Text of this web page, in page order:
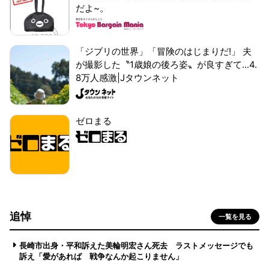
だよ~。
「ジブリの世界」「冒険のはじまりだ!」 夫
が撮影した〝1歳娘の後ろ姿〟が良すぎて...4.
8万人感激|Jタウンネット
ゼロまる
追悼 一覧を見る
長崎市出身・平和訴えた美輪明宏さん死去 ラストメッセージでも
訴え「愛があれば 戦争なんか起こりません」